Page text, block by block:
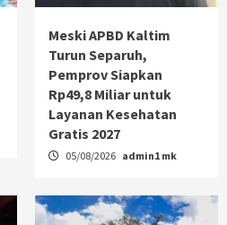
Meski APBD Kaltim
Turun Separuh,
Pemprov Siapkan
Rp49,8 Miliar untuk
Layanan Kesehatan
Gratis 2027
05/08/2026 admin1 mk